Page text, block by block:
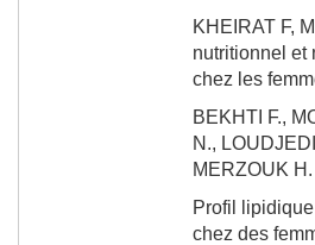
KHEIRAT F,
nutritionnel et
chez les
BEKHTI F.,
N.,
MERZOUK H.
Profil
chez des